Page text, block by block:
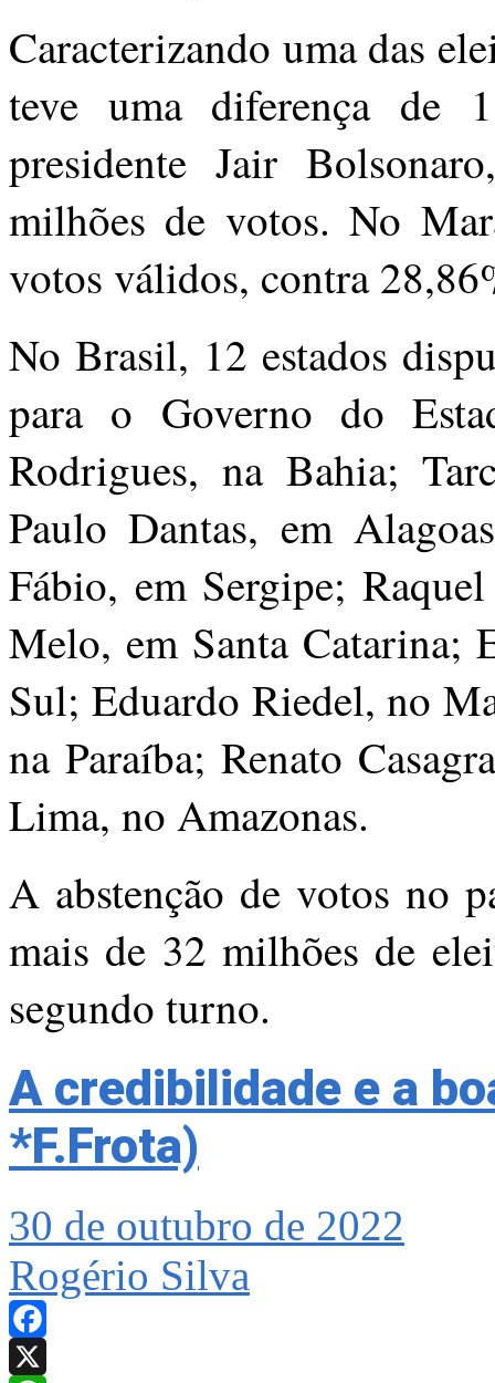
Caracterizando uma das
teve uma diferença de
presidente Jair
milhões de votos. No
votos válidos, contra
No Brasil, 12 estados
para o Governo do
Rodrigues, na Bahia;
Paulo Dantas, em
Fábio, em Sergipe;
Melo, em Santa Catarina;
Sul; Eduardo Riedel, no
na Paraíba; Renato
Lima, no Amazonas.
A abstenção de votos no
mais de 32 milhões de
segundo turno.
A credibilidade e a
*F.Frota)
30 de outubro de 2022
Rogério Silva
Facebook